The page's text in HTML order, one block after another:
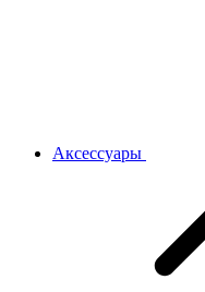
Аксессуары